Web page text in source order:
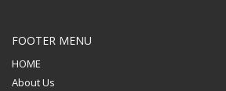
FOOTER MENU
HOME
About Us